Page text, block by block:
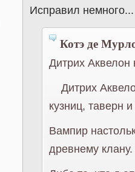
Исправил немного...
Котэ де
Дитрих Аквелон
Дитрих
кузниц, таверн
Вампир
древнему